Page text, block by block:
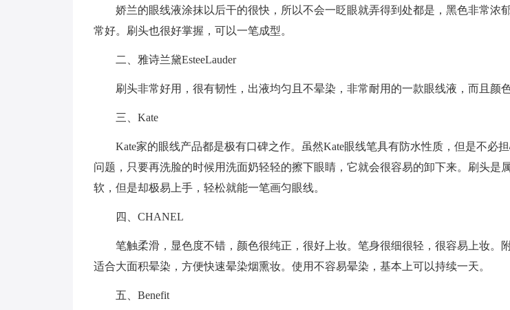
娇兰的眼线液涂抹以后干的很快，所以不会一眨眼就弄得到处都是，黑色非常浓
常好。刷头也很好掌握，可以一笔成型。
二、雅诗兰黛EsteeLauder
刷头非常好用，很有韧性，出液均匀且不晕染，非常耐用的一款眼线液，而且颜
三、Kate
Kate家的眼线产品都是极有口碑之作。虽然Kate眼线笔具有防水性质，但是不必
问题，只要再洗脸的时候用洗面奶轻轻的擦下眼睛，它就会很容易的卸下来。刷头是
软，但是却极易上手，轻松就能一笔画匀眼线。
四、CHANEL
笔触柔滑，显色度不错，颜色很纯正，很好上妆。笔身很细很轻，很容易上妆。
适合大面积晕染，方便快速晕染烟熏妆。使用不容易晕染，基本上可以持续一天。
五、Benefit